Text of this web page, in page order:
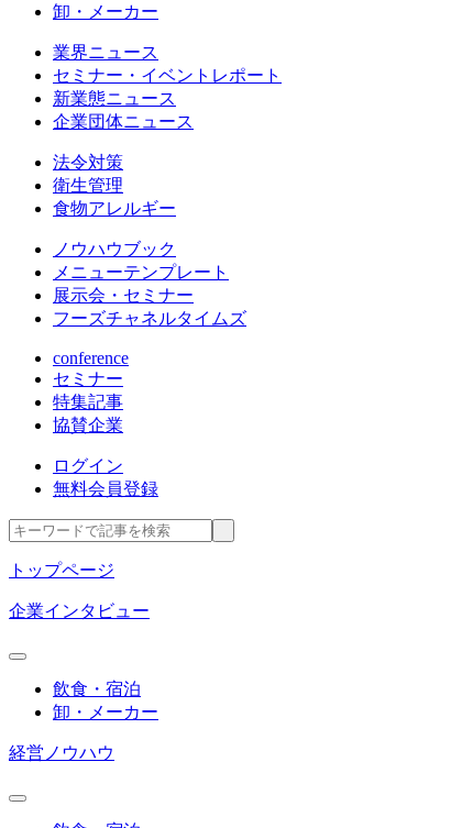
卸・メーカー
業界ニュース
セミナー・イベントレポート
新業態ニュース
企業団体ニュース
法令対策
衛生管理
食物アレルギー
ノウハウブック
メニューテンプレート
展示会・セミナー
フーズチャネルタイムズ
conference
セミナー
特集記事
協賛企業
ログイン
無料会員登録
トップページ
企業インタビュー
飲食・宿泊
卸・メーカー
経営ノウハウ